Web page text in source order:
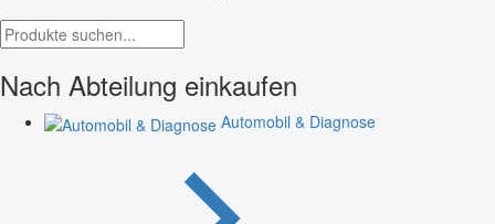
Nach Abteilung einkaufen
Automobil & Diagnose